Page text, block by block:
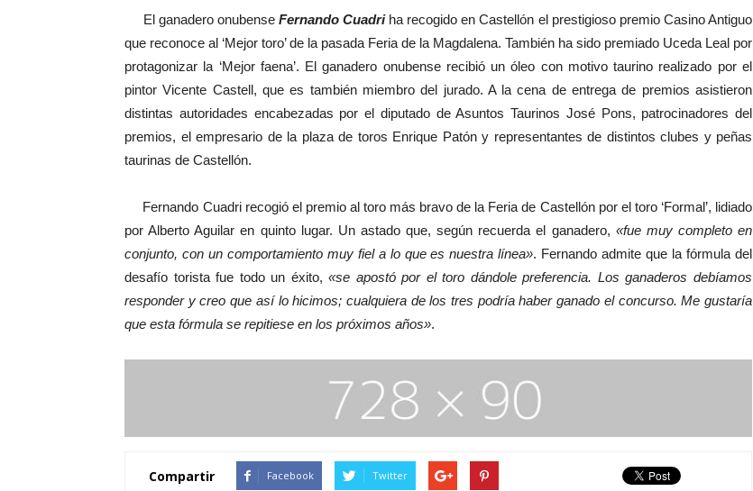
El ganadero onubense Fernando Cuadriha recogido en Castellón el prestigioso premio Casino Antiguo
que reconoce al ‘Mejor toro’ de la pasada Feria de la Magdalena. También ha sido premiado Uceda Leal por
protagonizar la ‘Mejor faena’. El ganadero onubense recibió un óleo con motivo taurino realizado por el
pintor Vicente Castell, que es también miembro del jurado. A la cena de entrega de premios asistieron
distintas autoridades encabezadas por el diputado de Asuntos Taurinos José Pons, patrocinadores del
premios, el empresario de la plaza de toros Enrique Patón y representantes de distintos clubes y peñas
taurinas de Castellón.
Fernando Cuadri recogió el premio al toro más bravo de la Feria de Castellón por el toro ‘Formal’, lidiado
por Alberto Aguilar en quinto lugar. Un astado que, según recuerda el ganadero, «fue muy completo en
conjunto, con un comportamiento muy fiel a lo que es nuestra línea». Fernando admite que la fórmula del
desafío torista fue todo un éxito,«se apostó por el toro dándole preferencia. Los ganaderos debíamos
responder y creo que así lo hicimos; cualquiera de los tres podría haber ganado el concurso. Me gustaría
que esta fórmula se repitiese en los próximos años».
Compartir Facebook Twitter